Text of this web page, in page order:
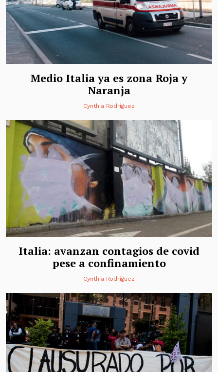
Medio Italia ya es zona Roja y
Naranja
Cynthia Rodríguez
Italia: avanzan contagios de covid
pese a confinamiento
Cynthia Rodríguez